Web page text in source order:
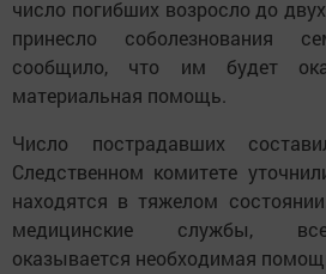
число погибших возросло до
принесло соболезнования
сообщило, что им будет
материальная помощь.
Число пострадавших
Следственном комитете
находятся в тяжелом
медицинские службы,
оказывается необходимая